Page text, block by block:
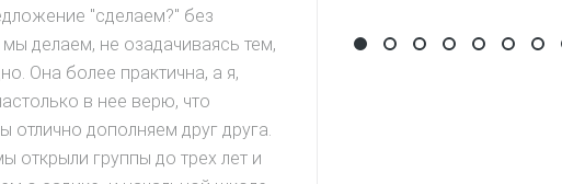
"сделаем?" без
делаем, не озадачиваясь тем,
Она более практична, а я,
в нее верю, что
дополняем друг друга.
открыли группы до трех лет и
Фестиваль забытых игр
День рождения
Забег вДетский